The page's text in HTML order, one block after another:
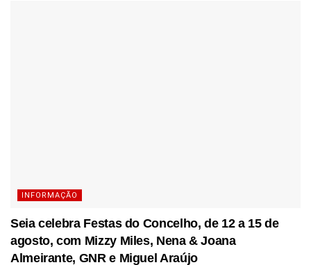
INFORMAÇÃO
Seia celebra Festas do Concelho, de 12 a 15 de
agosto, com Mizzy Miles, Nena & Joana
Almeirante, GNR e Miguel Araújo